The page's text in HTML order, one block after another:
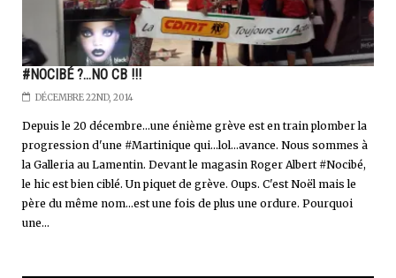
#NOCIBÉ ?...NO CB !!!
DÉCEMBRE 22ND, 2014
Depuis le 20 décembre...une énième grève est en train plomber la
progression d'une #Martinique qui...lol...avance. Nous sommes à
la Galleria au Lamentin. Devant le magasin Roger Albert #Nocibé,
le hic est bien ciblé. Un piquet de grève. Oups. C'est Noël mais le
père du même nom...est une fois de plus une ordure. Pourquoi
une...